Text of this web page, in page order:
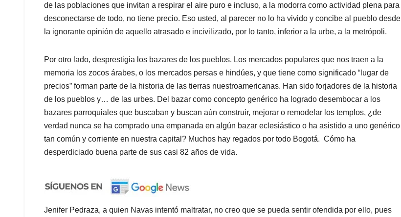
de las poblaciones que invitan a respirar el aire puro e incluso, a la modorra como actividad plena para
desconectarse de todo, no tiene precio. Eso usted, al parecer no lo ha vivido y concibe al pueblo desde
la ignorante opinión de aquello atrasado e incivilizado, por lo tanto, inferior a la urbe, a la metrópoli.
Por otro lado, desprestigia los bazares de los pueblos. Los mercados populares que nos traen a la
memoria los zocos árabes, o los mercados persas e hindúes, y que tiene como significado “lugar de
precios” forman parte de la historia de las tierras nuestroamericanas. Han sido forjadores de la historia
de los pueblos y… de las urbes. Del bazar como concepto genérico ha logrado desembocar a los
bazares parroquiales que buscaban y buscan aún construir, mejorar o remodelar los templos, ¿de
verdad nunca se ha comprado una empanada en algún bazar eclesiástico o ha asistido a uno genérico
tan común y corriente en nuestra capital? Muchos hay regados por todo Bogotá. Cómo ha
desperdiciado buena parte de sus casi 82 años de vida.
Jenifer Pedraza, a quien Navas intentó maltratar, no creo que se pueda sentir ofendida por ello, pues